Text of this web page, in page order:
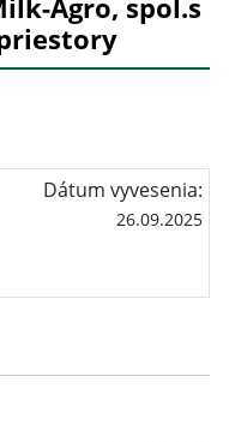
Agro, spol.s
Dátum vyvesenia:
26.09.2025